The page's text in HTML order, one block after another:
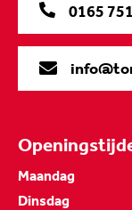
0165
Maandag
Dinsdag